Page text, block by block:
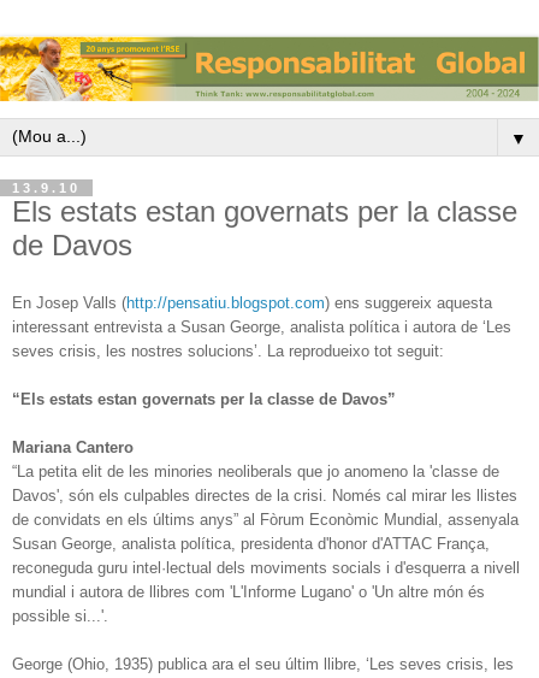
▼
13.9.10
Els estats estan governats per la classe
de Davos
En Josep Valls (http://pensatiu.blogspot.com) ens suggereix aquesta
interessant entrevista a Susan George, analista política i autora de ‘Les
seves crisis, les nostres solucions’. La reprodueixo tot seguit:
“Els estats estan governats per la classe de Davos”
Mariana Cantero
“La petita elit de les minories neoliberals que jo anomeno la 'classe de
Davos', són els culpables directes de la crisi. Només cal mirar les llistes
de convidats en els últims anys” al Fòrum Econòmic Mundial, assenyala
Susan George, analista política, presidenta d'honor d'ATTAC França,
reconeguda guru intel·lectual dels moviments socials i d'esquerra a nivell
mundial i autora de llibres com 'L'Informe Lugano' o 'Un altre món és
possible si...'.
George (Ohio, 1935) publica ara el seu últim llibre, ‘Les seves crisis, les